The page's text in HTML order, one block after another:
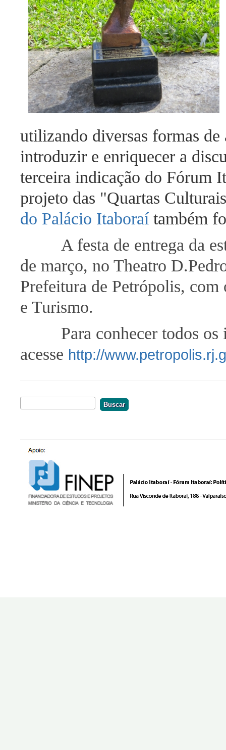
utilizando diversas formas de
introduzir e enriquecer a
terceira indicação do Fórum
projeto das "Quartas
do Palácio Itaboraí também
A festa de entrega da
de março, no Theatro
Prefeitura de Petrópolis, com
e Turismo.
Para conhecer todos os
acesse http://
Formulário De Busca
Buscar